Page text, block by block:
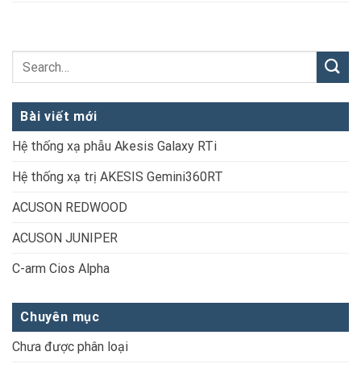
Bài viết mới
Hệ thống xạ phẫu Akesis Galaxy RTi
Hệ thống xạ trị AKESIS Gemini360RT
ACUSON REDWOOD
ACUSON JUNIPER
C-arm Cios Alpha
Chuyên mục
Chưa được phân loại